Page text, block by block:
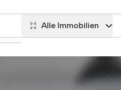
Alle Immobilien